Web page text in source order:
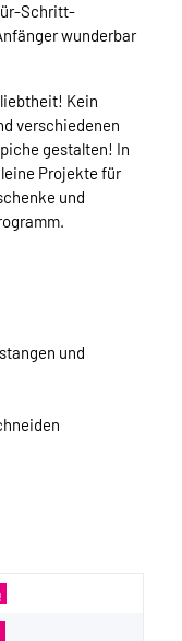
Schritt-
wunderbar
Kein
verschiedenen
gestalten! In
Projekte für
und
und